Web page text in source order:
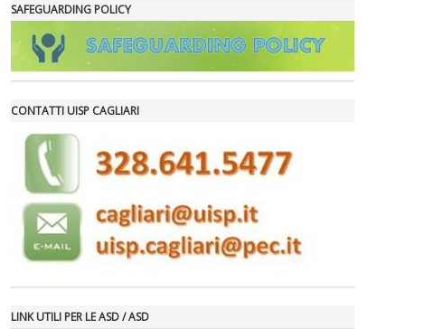
Tiziano Pesce nel Cda di
Fondazione Terzjus: prima riunione
a Roma
SAFEGUARDING POLICY
CONTATTI UISP CAGLIARI
LINK UTILI PER LE ASD / ASD